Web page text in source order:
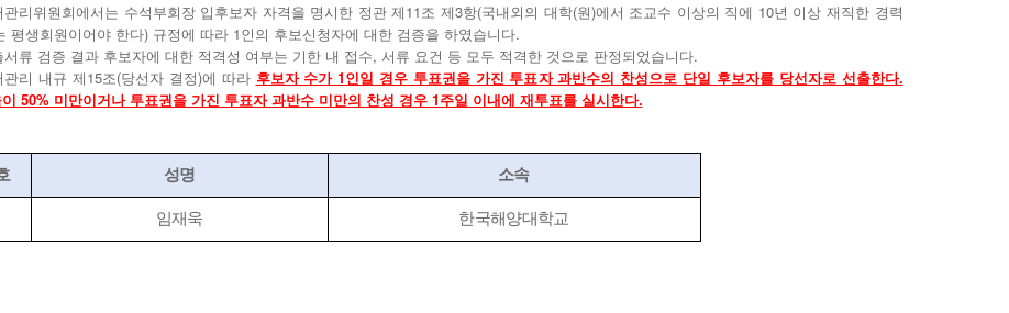
관리위원회에서는 수석부회장 입후보자 자격을 명시한 정관 제11조 제3항(국내외의 대학(원)에서 조교수 이상의 직에 10년 이상 재직한 경력
평생회원이어야 한다) 규정에 따라 1인의 후보신청자에 대한 검증을 하였습니다.
서류 검증 결과 후보자에 대한 적격성 여부는 기한 내 접수, 서류 요건 등 모두 적격한 것으로 판정되었습니다.
관리 내규 제15조(당선자 결정)에 따라 후보자 수가 1인일 경우 투표권을 가진 투표자 과반수의 찬성으로 단일 후보자를 당선자로 선출한다.
50% 미만이거나 투표권을 가진 투표자 과반수 미만의 찬성 경우 1주일 이내에 재투표를 실시한다.
성명 소속
임재욱 한국해양대학교